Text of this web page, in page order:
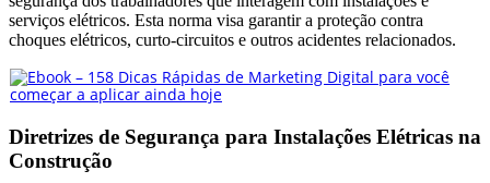
serviços elétricos. Esta norma visa garantir a proteção contra
choques elétricos, curto-circuitos e outros acidentes relacionados.
Diretrizes de Segurança para Instalações Elétricas na
Construção